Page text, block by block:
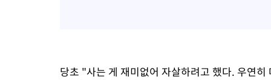
당초 "사는 게 재미없어 자살하려고 했다. 우연